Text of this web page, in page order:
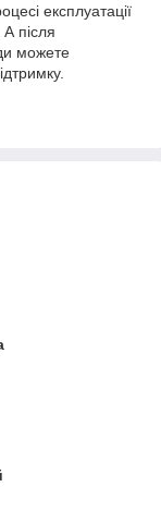
експлуатації
А після
можете